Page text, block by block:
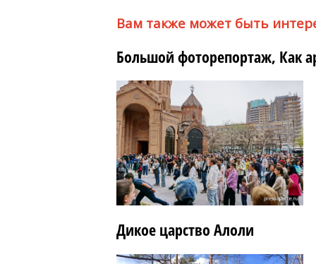
Вам также может быть
Большой фоторепортаж, Как
Дикое царство Алоли